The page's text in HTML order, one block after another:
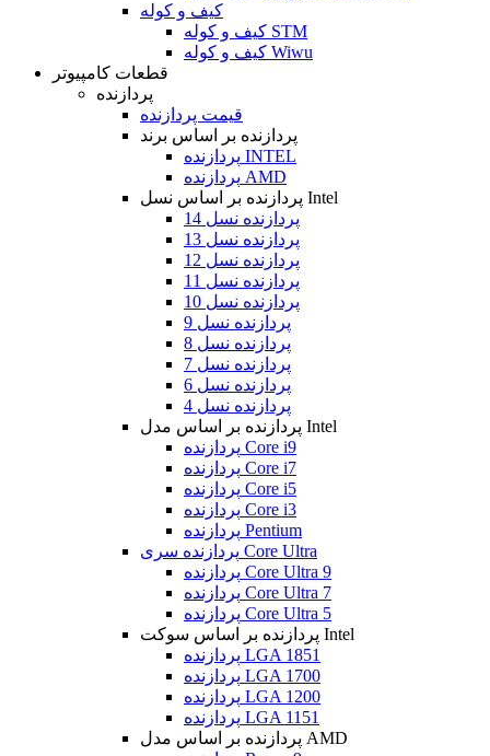
کیف و کوله
کیف و کوله STM
کیف و کوله Wiwu
قطعات کامپیوتر
پردازنده
قیمت پردازنده
پردازنده بر اساس برند
پردازنده INTEL
پردازنده AMD
پردازنده بر اساس نسل Intel
پردازنده نسل 14
پردازنده نسل 13
پردازنده نسل 12
پردازنده نسل 11
پردازنده نسل 10
پردازنده نسل 9
پردازنده نسل 8
پردازنده نسل 7
پردازنده نسل 6
پردازنده نسل 4
پردازنده بر اساس مدل Intel
پردازنده Core i9
پردازنده Core i7
پردازنده Core i5
پردازنده Core i3
پردازنده Pentium
پردازنده سری Core Ultra
پردازنده Core Ultra 9
پردازنده Core Ultra 7
پردازنده Core Ultra 5
پردازنده بر اساس سوکت Intel
پردازنده LGA 1851
پردازنده LGA 1700
پردازنده LGA 1200
پردازنده LGA 1151
پردازنده بر اساس مدل AMD